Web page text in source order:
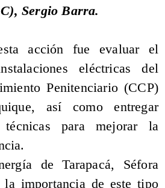
Sergio Barra.
acción fue evaluar el
eléctricas del
Penitenciario (CCP)
así como entregar
técnicas para mejorar la
de Tarapacá, Séfora
la importancia de este tipo